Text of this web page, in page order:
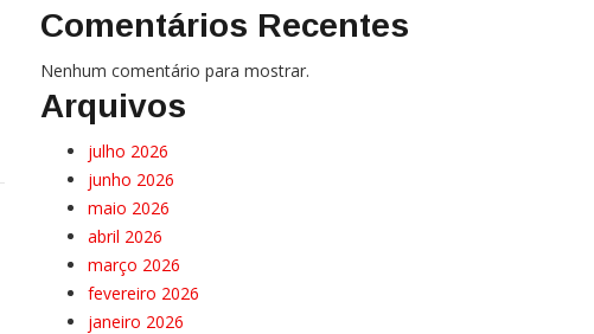
Comentários Recentes
Nenhum comentário para mostrar.
Arquivos
julho 2026
junho 2026
maio 2026
abril 2026
março 2026
fevereiro 2026
janeiro 2026